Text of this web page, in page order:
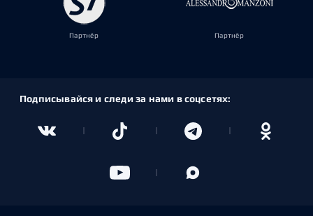
Партнёр Партнёр
Подписывайся и следи за нами в соцсетях: